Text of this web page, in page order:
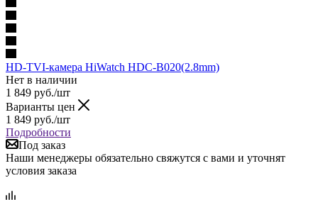
HD-TVI-камера HiWatch HDC-B020(2.8mm)
Нет в наличии
1 849 руб./шт
Варианты цен
1 849 руб./шт
Подробности
Под заказ
Наши менеджеры обязательно свяжутся с вами и уточнят
условия заказа